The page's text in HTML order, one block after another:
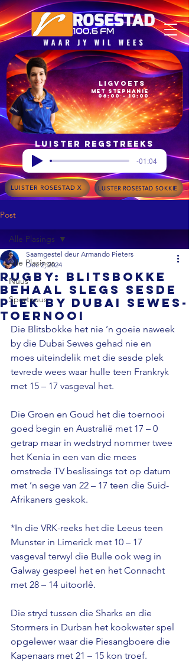
06:00 – 10:00
met Stephanie
Ligvoets
Luister regstreeks
-01:04
LUISTER ROSESTAD X LUISTER ROSESTAD SOKKIE
Post
Alle Plasings
Nuus
Sportnuus
Alle Plasings
RUGBY: Blitsbokke
behaal slegs sesde
plek by Dubai Sewes-
toernooi
Saamgestel deur Armando Pieters
Dec 2, 2024
Die Blitsbokke het nie ’n goeie naweek
by die Dubai Sewes gehad nie en
moes uiteindelik met die sesde plek
tevrede wees waar hulle teen Frankryk
met 15 – 17 vasgeval het.
Die Groen en Goud het die toernooi
goed begin en Australië met 17 – 0
getrap maar in wedstryd nommer twee
het Kenia in een van die mees
omstrede TV beslissings tot op datum
met ’n sege van 22 – 17 teen die Suid-
Afrikaners geskok.
*In die VRK-reeks het die Leeus teen
Munster in Limerick met 10 – 17
vasgeval terwyl die Bulle ook weg in
Galway gespeel het en het Connacht
met 28 – 14 uitoorlê.
Die stryd tussen die Sharks en die
Stormers in Durban het kookwater spel
opgelewer waar die Piesangboere die
Kapenaars met 21 – 15 kon troef.